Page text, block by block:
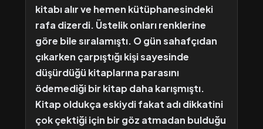
kitabı alır ve hemen kütüphanesindeki
rafa dizerdi. Üstelik onları renklerine
göre bile sıralamıştı. O gün sahafçıdan
çıkarken çarpıştığı kişi sayesinde
düşürdüğü kitaplarına parasını
ödemediği bir kitap daha karışmıştı.
Kitap oldukça eskiydi fakat adı dikkatini
çok çektiği için bir göz atmadan bulduğu